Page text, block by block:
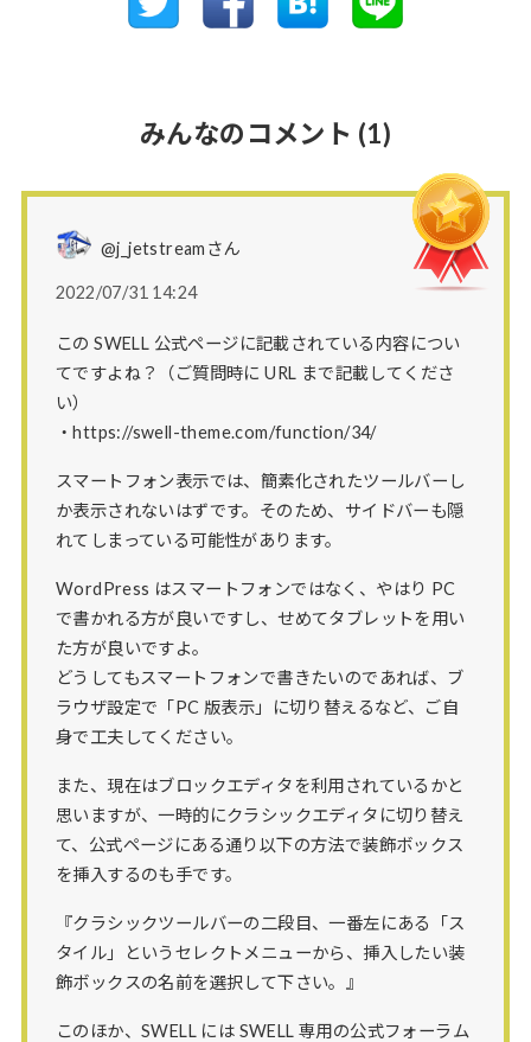
みんなのコメント (1)
@j_jetstreamさん
2022/07/31 14:24
この SWELL 公式ページに記載されている内容につい
てですよね？（ご質問時に URL まで記載してくださ
い）
・https://swell-theme.com/function/34/
スマートフォン表示では、簡素化されたツールバーし
か表示されないはずです。そのため、サイドバーも隠
れてしまっている可能性があります。
WordPress はスマートフォンではなく、やはり PC
で書かれる方が良いですし、せめてタブレットを用い
た方が良いですよ。
どうしてもスマートフォンで書きたいのであれば、ブ
ラウザ設定で「PC 版表示」に切り替えるなど、ご自
身で工夫してください。
また、現在はブロックエディタを利用されているかと
思いますが、一時的にクラシックエディタに切り替え
て、公式ページにある通り以下の方法で装飾ボックス
を挿入するのも手です。
『クラシックツールバーの二段目、一番左にある「ス
タイル」というセレクトメニューから、挿入したい装
飾ボックスの名前を選択して下さい。』
このほか、SWELL には SWELL 専用の公式フォーラム